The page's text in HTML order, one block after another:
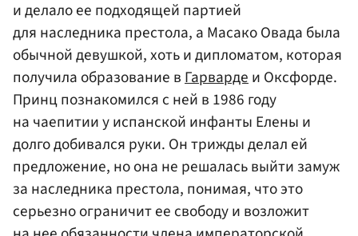
и делало ее подходящей партией
для наследника престола, а Масако Овада была
обычной девушкой, хоть и дипломатом, которая
получила образование вГарвардеи Оксфорде.
Принц познакомился с ней в 1986 году
на чаепитии у испанской инфанты Елены и
долго добивался руки. Он трижды делал ей
предложение, но она не решалась выйти замуж
за наследника престола, понимая, что это
серьезно ограничит ее свободу и возложит